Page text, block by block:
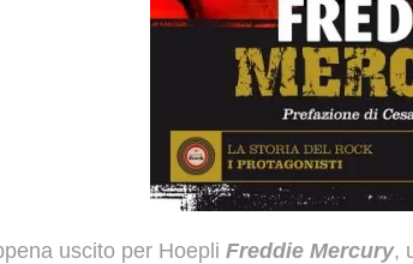
uscito per HoepliFreddie Mercury,